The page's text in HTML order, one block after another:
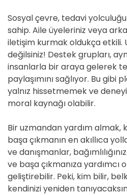
Sosyal çevre, tedavi
sahip. Aile üyeleriniz veya
iletişim kurmak oldukça etkili.
değilsiniz! Destek grupları,
insanlarla bir araya gelerek
paylaşımını sağlıyor. Bu
yalnız hissetmemek ve
moral kaynağı olabilir.
Bir uzmandan yardım almak,
başa çıkmanın en akıllıca
ve danışmanlar,
ve başa çıkmanıza
geliştirebilir. Peki, kim bilir,
kendinizi yeniden